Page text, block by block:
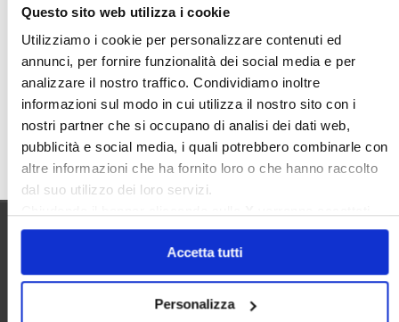
Questo sito web utilizza i cookie
Utilizziamo i cookie per personalizzare contenuti ed
annunci, per fornire funzionalità dei social media e per
analizzare il nostro traffico. Condividiamo inoltre
informazioni sul modo in cui utilizza il nostro sito con i
nostri partner che si occupano di analisi dei dati web,
pubblicità e social media, i quali potrebbero combinarle con
altre informazioni che ha fornito loro o che hanno raccolto
dal suo utilizzo dei loro servizi.
solo i cookie necessari.
Accetta tutti
Personalizza
Ruderi
Sicurezza
Sommerso
Sunia
Trasferimenti
Treviso
Valore Case
Cerca